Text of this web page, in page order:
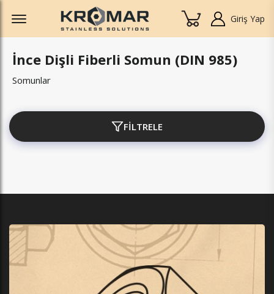
Offcanvas Menu Open
Giriş Yap
İnce Dişli Fiberli Somun (DIN 985)
Somunlar
FİLTRELE